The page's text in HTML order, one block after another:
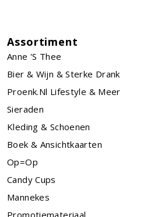
Assortiment
Anne 's Thee
Bier & Wijn & Sterke Drank
Proenk.nl Lifestyle & Meer
Sieraden
Kleding & Schoenen
Boek & Ansichtkaarten
Op=Op
Candy Cups
Mannekes